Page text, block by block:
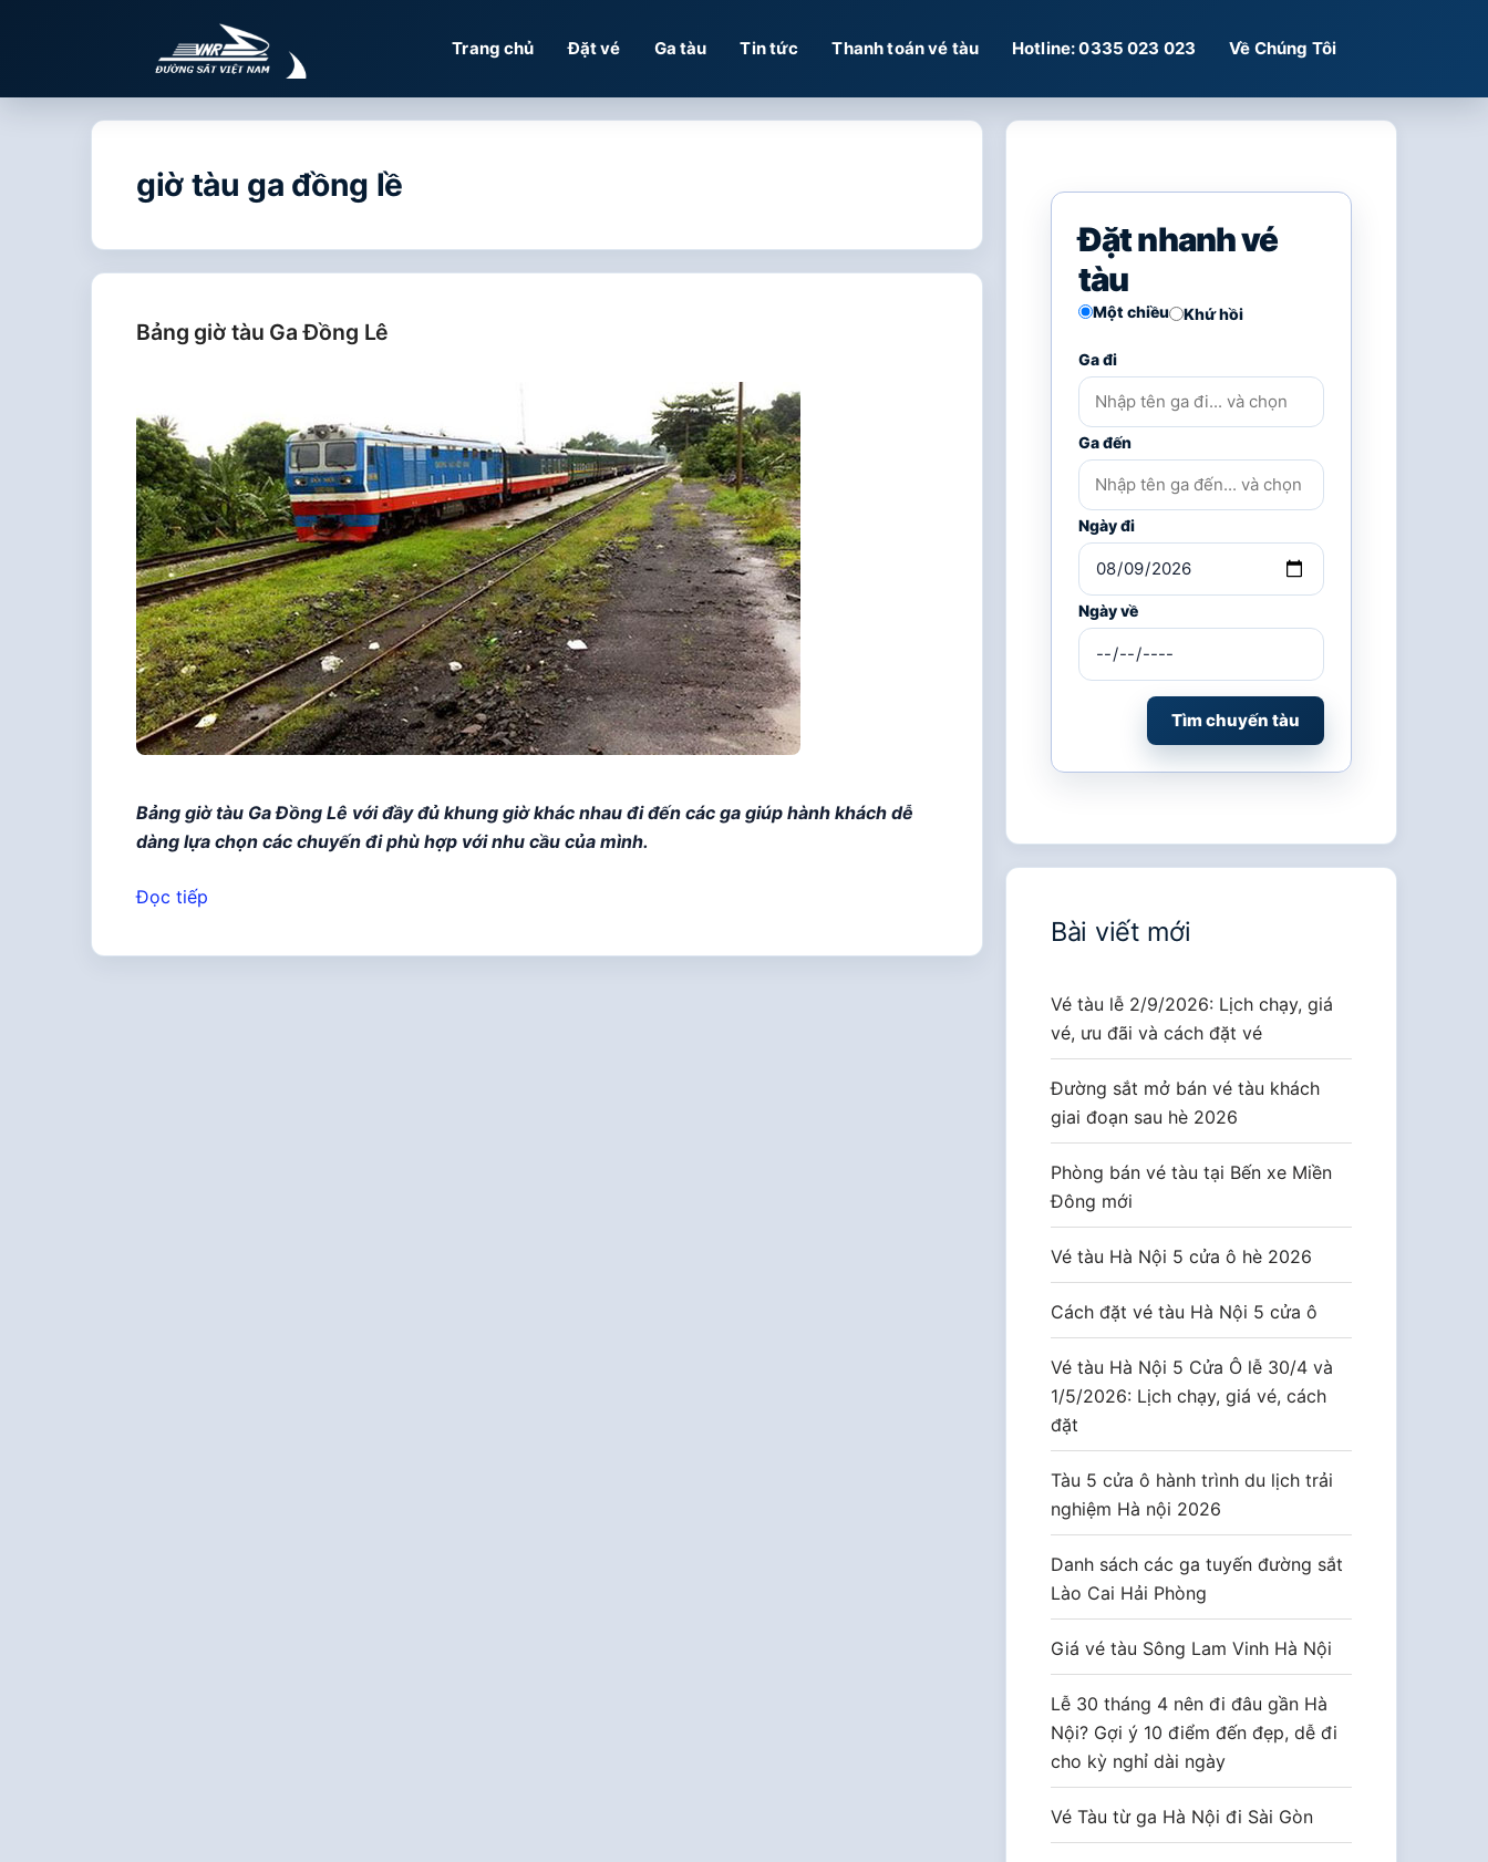
dung
Trang chủ Đặt vé Ga tàu Tin tức Thanh toán vé tàu Hotline: 0335 023 023 Về Chúng Tôi
giờ tàu ga đồng lề
Bảng giờ tàu Ga Đồng Lê
Bảng giờ tàu Ga Đồng Lê với đầy đủ khung giờ khác nhau đi đến các ga giúp hành khách dễ
dàng lựa chọn các chuyến đi phù hợp với nhu cầu của mình.
Đọc tiếp
Đặt nhanh vé
tàu
Một chiều Khứ hồi
Ga đi
Ga đến
Ngày đi
Ngày về
Tìm chuyến tàu
Bài viết mới
Vé tàu lễ 2/9/2026: Lịch chạy, giá
vé, ưu đãi và cách đặt vé
Đường sắt mở bán vé tàu khách
giai đoạn sau hè 2026
Phòng bán vé tàu tại Bến xe Miền
Đông mới
Vé tàu Hà Nội 5 cửa ô hè 2026
Cách đặt vé tàu Hà Nội 5 cửa ô
Vé tàu Hà Nội 5 Cửa Ô lễ 30/4 và
1/5/2026: Lịch chạy, giá vé, cách
đặt
Tàu 5 cửa ô hành trình du lịch trải
nghiệm Hà nội 2026
Danh sách các ga tuyến đường sắt
Lào Cai Hải Phòng
Giá vé tàu Sông Lam Vinh Hà Nội
Lễ 30 tháng 4 nên đi đâu gần Hà
Nội? Gợi ý 10 điểm đến đẹp, dễ đi
cho kỳ nghỉ dài ngày
Vé Tàu từ ga Hà Nội đi Sài Gòn